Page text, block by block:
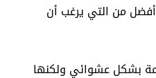
من التي يرغب أن
بشكل عشوائي ولكنها